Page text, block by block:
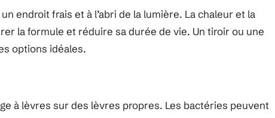
endroit frais et à l’abri de la lumière. La chaleur et la
la formule et réduire sa durée de vie. Un tiroir ou une
options idéales.
à lèvres sur des lèvres propres. Les bactéries peuvent